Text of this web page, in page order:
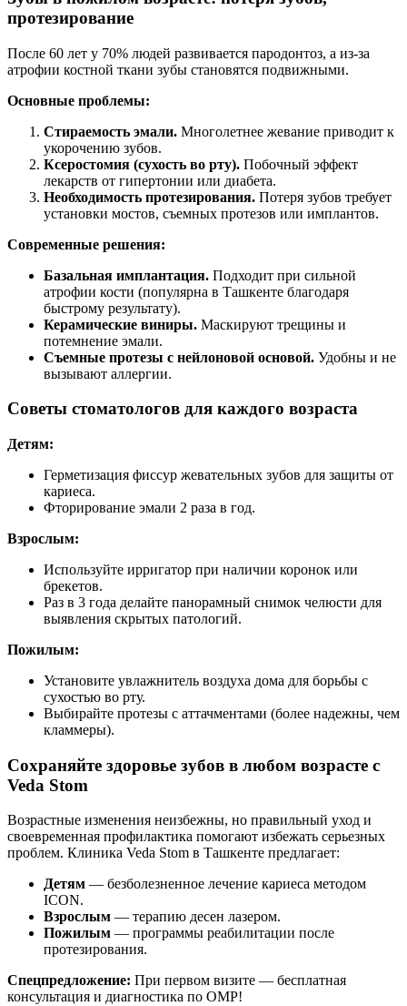
протезирование
После 60 лет у 70% людей развивается пародонтоз, а из-за
атрофии костной ткани зубы становятся подвижными.
Основные проблемы:
Стираемость эмали. Многолетнее жевание приводит к
укорочению зубов.
Ксеростомия (сухость во рту). Побочный эффект
лекарств от гипертонии или диабета.
Необходимость протезирования. Потеря зубов требует
установки мостов, съемных протезов или имплантов.
Современные решения:
Базальная имплантация. Подходит при сильной
атрофии кости (популярна в Ташкенте благодаря
быстрому результату).
Керамические виниры. Маскируют трещины и
потемнение эмали.
Съемные протезы с нейлоновой основой. Удобны и не
вызывают аллергии.
Советы стоматологов для каждого возраста
Детям:
Герметизация фиссур жевательных зубов для защиты от
кариеса.
Фторирование эмали 2 раза в год.
Взрослым:
Используйте ирригатор при наличии коронок или
брекетов.
Раз в 3 года делайте панорамный снимок челюсти для
выявления скрытых патологий.
Пожилым:
Установите увлажнитель воздуха дома для борьбы с
сухостью во рту.
Выбирайте протезы с аттачментами (более надежны, чем
кламмеры).
Сохраняйте здоровье зубов в любом возрасте с
Veda Stom
Возрастные изменения неизбежны, но правильный уход и
своевременная профилактика помогают избежать серьезных
проблем. Клиника Veda Stom в Ташкенте предлагает:
Детям — безболезненное лечение кариеса методом
ICON.
Взрослым — терапию десен лазером.
Пожилым — программы реабилитации после
протезирования.
Спецпредложение: При первом визите — бесплатная
консультация и диагностика по ОМР!